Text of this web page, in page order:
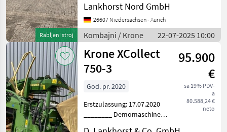
Rabljeni stroj
00m - Gesamtgewicht ca.
2900kg Preisanpassungen,
Zwischenverkauf und
Irrtümer vorbehalten
Lankhorst Nord GmbH
26607 Niedersachsen - Aurich
Kombajni / Krone 22-07-2025 10:00
Krone XCollect
750-3
95.900
€
sa 19% PDV-
a
80.588,24 €
neto
God. pr. 2020
Erstzulassung: 17.07.2020
________ Demomaschine